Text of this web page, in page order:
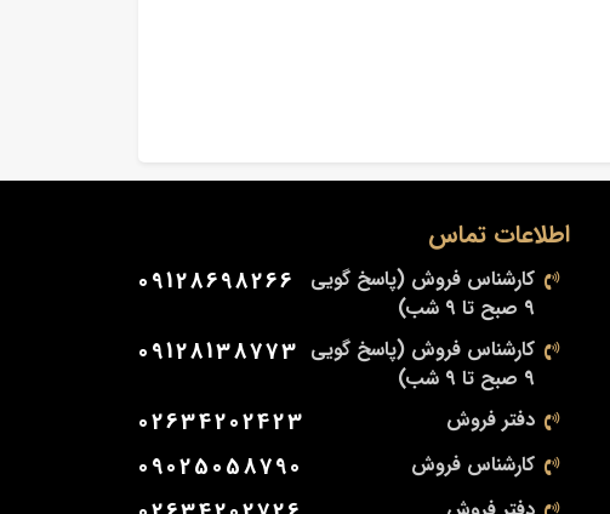
اطلاعات تماس
کارشناس فروش (پاسخ گویی
9 صبح تا 9 شب)
09128698266
کارشناس فروش (پاسخ گویی
9 صبح تا 9 شب)
09128138773
دفتر فروش 02634202423
کارشناس فروش 09025058790